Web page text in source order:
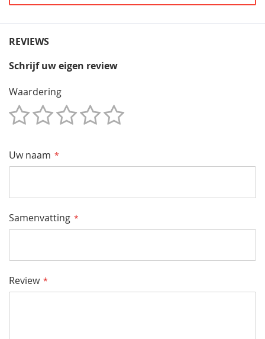
REVIEWS
Schrijf uw eigen review
Waardering
Uw naam
Samenvatting
Review